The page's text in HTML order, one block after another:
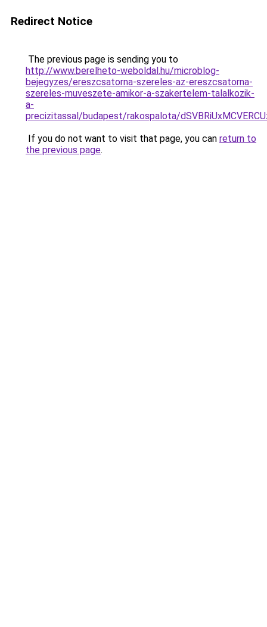
Redirect Notice
The previous page is sending you to
http://www.berelheto-weboldal.hu/microblog-
bejegyzes/ereszcsatorna-szereles-az-ereszcsatorna-
szereles-muveszete-amikor-a-szakertelem-talalkozik-
a-
precizitassal/budapest/rakospalota/
If you do not want to visit that page, you can return to
the previous page.